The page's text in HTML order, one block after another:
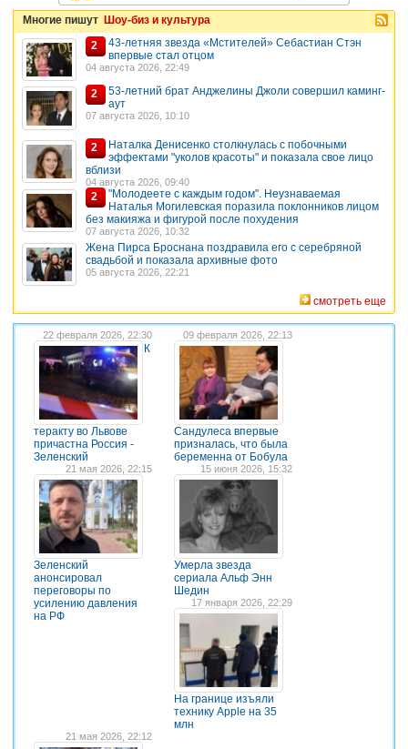
Многие пишут Шоу-биз и культура
2
43-летняя звезда «Мстителей» Себастиан Стэн
впервые стал отцом
04 августа 2026, 22:49
2
53-летний брат Анджелины Джоли совершил каминг-
аут
07 августа 2026, 10:10
2
Наталка Денисенко столкнулась с побочными
эффектами "уколов красоты" и показала свое лицо
вблизи
04 августа 2026, 09:40
2
"Молодеете с каждым годом". Неузнаваемая
Наталья Могилевская поразила поклонников лицом
без макияжа и фигурой после похудения
07 августа 2026, 10:32
Жена Пирса Броснана поздравила его с серебряной
свадьбой и показала архивные фото
05 августа 2026, 22:21
смотреть еще
22 февраля 2026, 22:30
К
теракту во Львове
причастна Россия -
Зеленский
09 февраля 2026, 22:13
Сандулеса впервые
призналась, что была
беременна от Бобула
21 мая 2026, 22:15
Зеленский
анонсировал
переговоры по
усилению давления
на РФ
15 июня 2026, 15:32
Умерла звезда
сериала Альф Энн
Шедин
17 января 2026, 22:29
На границе изъяли
технику Apple на 35
млн
21 мая 2026, 22:12